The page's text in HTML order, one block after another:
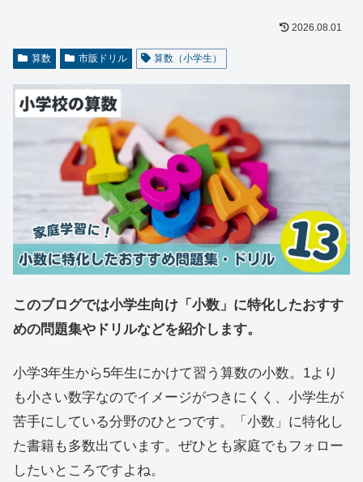
2026.08.01
算数 市販ドリル 算数（小学生）
このブログでは小学生向け「小数」に特化したおすす
めの問題集やドリルなどを紹介します。
小学3年生から5年生にかけて習う算数の小数。1より
も小さい数字なのでイメージがつきにくく、小学生が
苦手にしている分野のひとつです。「小数」に特化し
た書籍も多数出ています。ぜひとも家庭でもフォロー
したいところですよね。